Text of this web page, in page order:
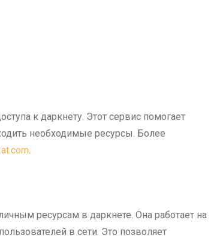
к даркнету. Этот сервис помогает
необходимые ресурсы. Более
.
ресурсам в даркнете. Она работает на
в сети. Это позволяет